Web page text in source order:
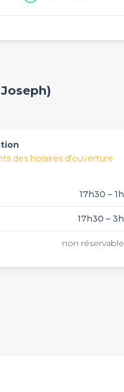
des horaires d'ouverture
17h30 – 1h
17h30 – 3h
non réservable